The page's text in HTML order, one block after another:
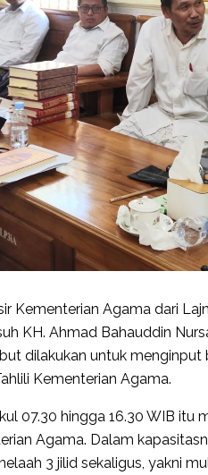
Kementerian Agama dari
KH. Ahmad Bahauddin
dilakukan untuk menginput
Kementerian Agama.
07.30 hingga 16.30 WIB itu
Agama. Dalam
3 jilid sekaligus, yakni